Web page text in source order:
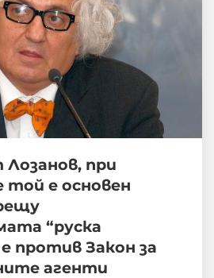
при
той е основен
“руска
против Закон за
агенти